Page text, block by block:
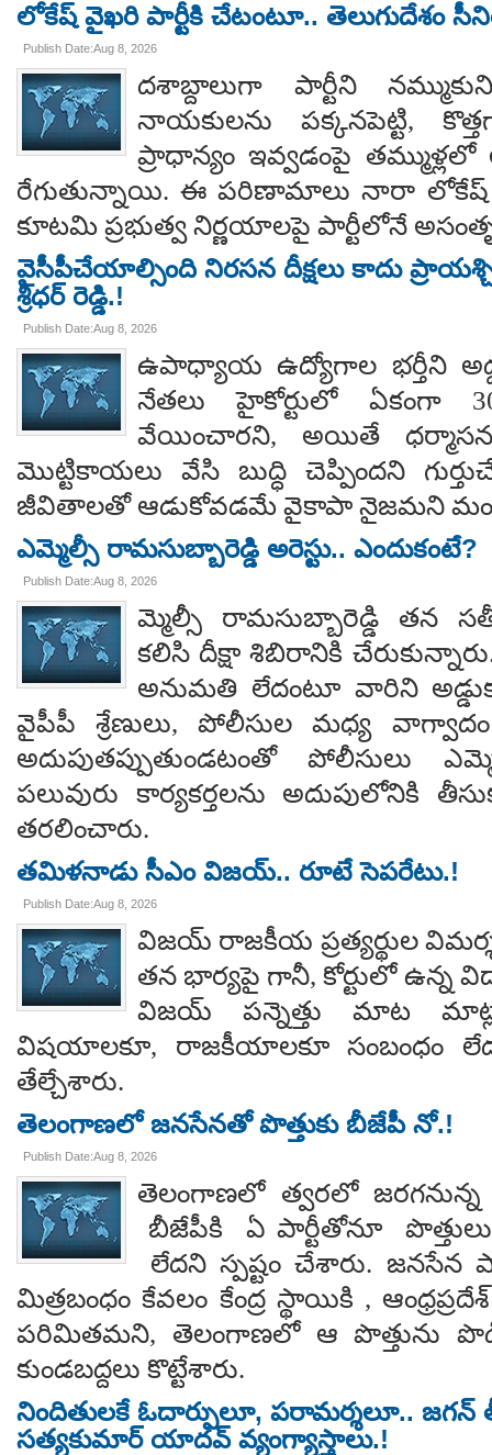
లోకేష్ వైఖరి పార్టీకి చేటంటూ.. తెలుగుదేశం
Publish Date:Aug 8, 2026
దశాబ్దాలుగా పార్టీని
నాయకులను పక్కనపెట్టి,
ప్రాధాన్యం ఇవ్వడంపై తమ్ముళ్లలో
రేగుతున్నాయి. ఈ పరిణామాలు నారా లోకేష్
కూటమి ప్రభుత్వ నిర్ణయాలపై పార్టీలోనే
వైసీపీచేయాల్సింది నిరసన దీక్షలు కాదు
శ్రీధర్ రెడ్డి.!
Publish Date:Aug 8, 2026
ఉపాధ్యాయ ఉద్యోగాల భర్తీని
నేతలు హైకోర్టులో ఏకంగా
వేయించారని, అయితే
మొట్టికాయలు వేసి బుద్ధి చెప్పిందని
జీవితాలతో ఆడుకోవడమే వైకాపా నైజమని
ఎమ్మెల్సీ రామసుబ్బారెడ్డి అరెస్టు.. ఎందుకంటే?
Publish Date:Aug 8, 2026
మ్మెల్సీ రామసుబ్బారెడ్డి తన
కలిసి దీక్షా శిబిరానికి
అనుమతి లేదంటూ వారిని
వైపీపీ శ్రేణులు, పోలీసుల మధ్య వాగ్వాదం
అదుపుతప్పుతుండటంతో పోలీసులు
పలువురు కార్యకర్తలను అదుపులోనికి
తరలించారు.
తమిళనాడు సీఎం విజయ్.. రూటే సెపరేటు.!
Publish Date:Aug 8, 2026
విజయ్ రాజకీయ ప్రత్యర్థుల
తన భార్యపై గానీ, కోర్టులో ఉన్న
విజయ్ పన్నెత్తు మాట
విషయాలకూ, రాజకీయాలకూ సంబంధం
తేల్చేశారు.
తెలంగాణలో జనసేనతో పొత్తుకు బీజేపీ నో.!
Publish Date:Aug 8, 2026
తెలంగాణలో త్వరలో
బీజేపీకి ఏ పార్టీతోనూ పొత్తులు
లేదని స్పష్టం చేశారు. జనసేన
మిత్రబంధం కేవలం కేంద్ర స్థాయికి ,
పరిమితమని, తెలంగాణలో ఆ పొత్తును
కుండబద్దలు కొట్టేశారు.
నిందితులకే ఓదార్పులూ, పరామర్శలూ.. జగన్
సత్యకుమార్ యాదవ్ వ్యంగ్యాస్త్రాలు.!